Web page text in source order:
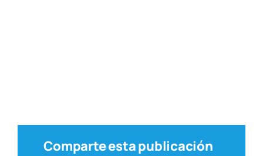
Comparte esta publicación